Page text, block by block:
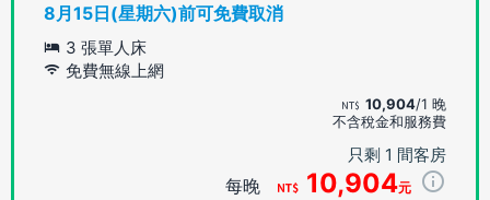
8月15日(星期六)前可免費取消
3 張單人床
免費無線上網
10,904/1 晚
不含稅金和服務費
只剩 1 間客房
每晚 10,904元